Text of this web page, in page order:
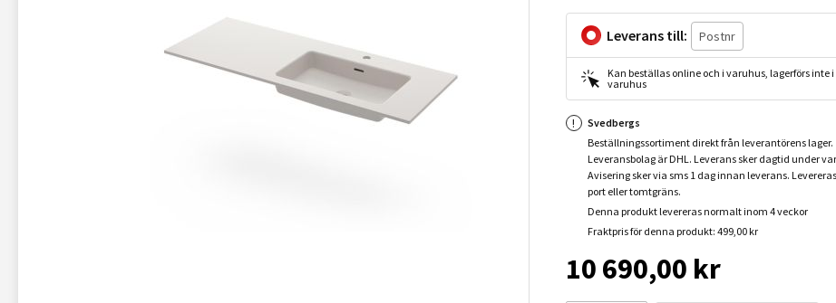
Leverans till:
Kan beställas online och i varuhus, lagerförs inte i
varuhus
Svedbergs
Beställningssortiment direkt från leverantörens lager.
Leveransbolag är DHL. Leverans sker dagtid under
Avisering sker via sms 1 dag innan leverans.
port eller tomtgräns.
Denna produkt levereras normalt inom 4 veckor
Fraktpris för denna produkt: 499,00 kr
10 690,00 kr